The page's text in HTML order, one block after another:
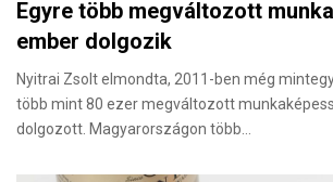
Egyre több megváltozott
ember dolgozik
Nyitrai Zsolt elmondta, 2011-ben még
több mint 80 ezer megváltozott
dolgozott. Magyarországon több…